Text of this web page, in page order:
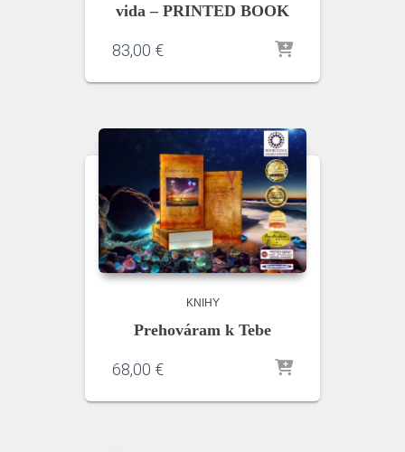
vida – PRINTED BOOK
83,00 €
KNIHY
Prehováram k Tebe
68,00 €